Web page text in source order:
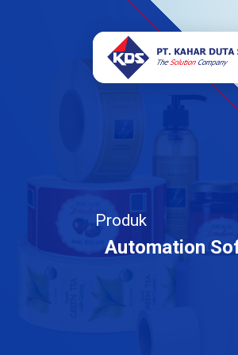
Produk
Automation